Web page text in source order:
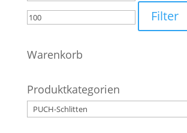
Filter
Warenkorb
Produktkategorien